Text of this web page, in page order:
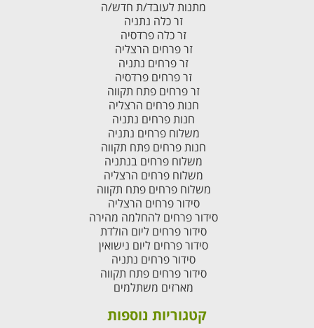
מתנות לעובד/ת חדש/ה
זר כלה נתניה
זר כלה פרדסיה
זר פרחים הרצליה
זר פרחים נתניה
זר פרחים פרדסיה
זר פרחים פתח תקווה
חנות פרחים הרצליה
חנות פרחים נתניה
משלוח פרחים נתניה
חנות פרחים פתח תקווה
משלוח פרחים בנתניה
משלוח פרחים הרצליה
משלוח פרחים פתח תקווה
סידור פרחים הרצליה
סידור פרחים להחלמה מהירה
סידור פרחים ליום הולדת
סידור פרחים ליום נישואין
סידור פרחים נתניה
סידור פרחים פתח תקווה
מארזים משתלמים
קטגוריות נוספות